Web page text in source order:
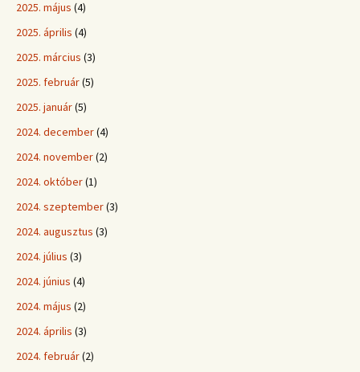
2025. május (4)
2025. április (4)
2025. március (3)
2025. február(5)
2025. január(5)
2024. december(4)
2024. november(2)
2024. október(1)
2024. szeptember(3)
2024. augusztus (3)
2024. július (3)
2024. június (4)
2024. május (2)
2024. április (3)
2024. február(2)